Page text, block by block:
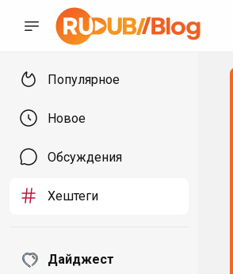
Популярное
Новое
Обсуждения
Хештеги
Дайджест